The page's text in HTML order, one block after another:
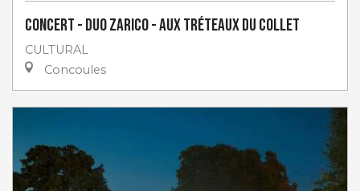
Concert - Duo Zarico - aux Tréteaux du Collet
CULTURAL
Concoules